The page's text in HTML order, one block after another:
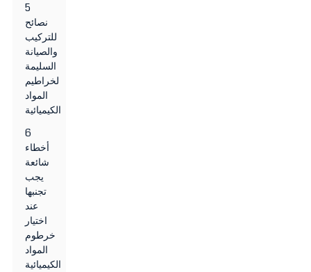
5
نصائح
للتركيب
والصيانة
السليمة
لخراطيم
المواد
الكيميائية
6
أخطاء
شائعة
يجب
تجنبها
عند
اختيار
خرطوم
المواد
الكيميائية